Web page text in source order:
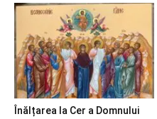
Înălțarea la Cer a Domnului